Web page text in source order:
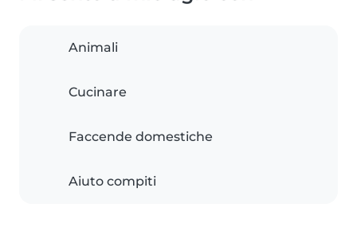
Animali
Cucinare
Faccende domestiche
Aiuto compiti